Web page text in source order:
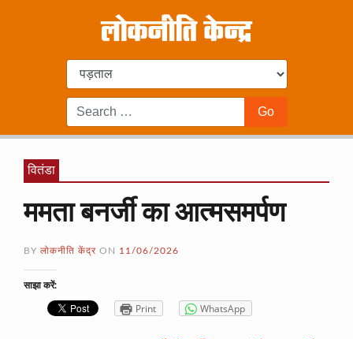
वितंडा
ममता बनर्जी का आत्मसमर्पण
BY लोकनीति केंद्र ON 11/06/2026
साझा करें:
Print WhatsApp